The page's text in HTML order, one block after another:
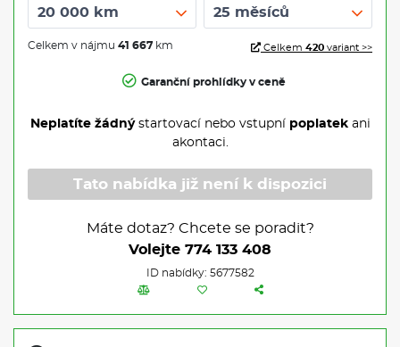
Celkem v nájmu 41 667 km Celkem 420 variant >>
Garanční prohlídky v ceně
Neplatíte žádnýstartovací nebo vstupní poplatekani
akontaci.
Tato nabídka již není k dispozici
Máte dotaz? Chcete se poradit?
Volejte 774 133 408
ID nabídky: 5677582